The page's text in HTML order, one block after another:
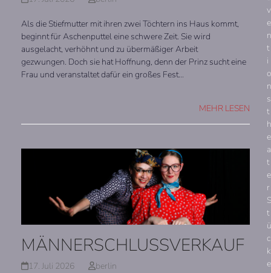
Als die Stiefmutter mit ihren zwei Töchtern ins Haus kommt,
beginnt für Aschenputtel eine schwere Zeit. Sie wird
ausgelacht, verhöhnt und zu übermäßiger Arbeit
gezwungen. Doch sie hat Hoffnung, denn der Prinz sucht eine
Frau und veranstaltet dafür ein großes Fest…
MEHR LESEN
MÄNNERSCHLUSSVERKAUF
17. Juli 2026 berlin
v
e
n
t
i
o
n
s
t
h
e
a
t
e
r
S
t
ü
c
k
e